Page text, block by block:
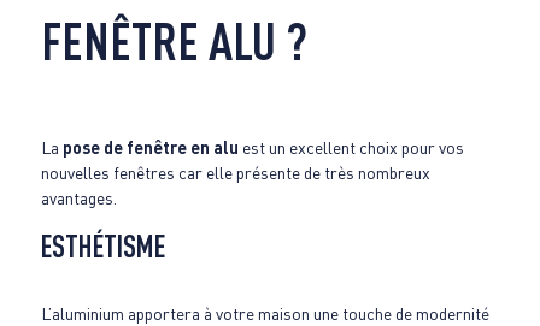
FENÊTRE ALU ?
La pose de fenêtre en alu est un excellent choix pour vos
nouvelles fenêtres car elle présente de très nombreux
avantages.
ESTHÉTISME
L’aluminium apportera à votre maison une touche de modernité